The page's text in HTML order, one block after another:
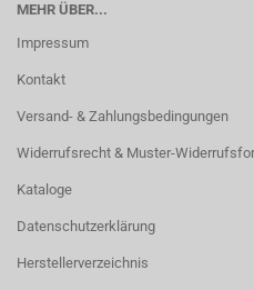
MEHR ÜBER...
Impressum
Kontakt
Versand- & Zahlungsbedingungen
Widerrufsrecht & Muster-
Kataloge
Datenschutzerklärung
Herstellerverzeichnis